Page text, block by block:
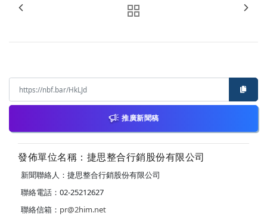
推廣新聞稿
發佈單位名稱：捷思整合行銷股份有限公司
新聞聯絡人：捷思整合行銷股份有限公司
聯絡電話：02-25212627
聯絡信箱： pr@2him.net